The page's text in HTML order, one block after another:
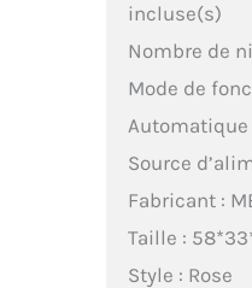
incluse(s)
Nombre de
Mode de
Automatique
Source
Fabricant :
Taille :
Style : Rose